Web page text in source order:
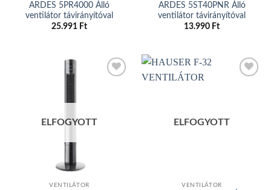
ARDES 5PR4000 Álló
ventilátor távirányítóval
25.991 Ft
ARDES 5ST40PNR Álló
ventilátor távirányítóval
13.990 Ft
ELFOGYOTT
VENTILÁTOR
ELFOGYOTT
VENTILÁTOR